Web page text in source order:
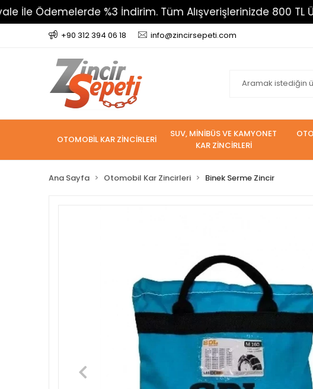
%3 İndirim. Tüm Alışverişlerinizde 800 TL Üzeri
+90 312 394 06 18 info@zincirsepeti.com
OTOMOBİL KAR ZİNCİRLERİ
SUV, MİNİBÜS VE KAMYONET
KAR ZİNCİRLERİ
Ana Sayfa Otomobil Kar Zincirleri Binek Serme Zincir